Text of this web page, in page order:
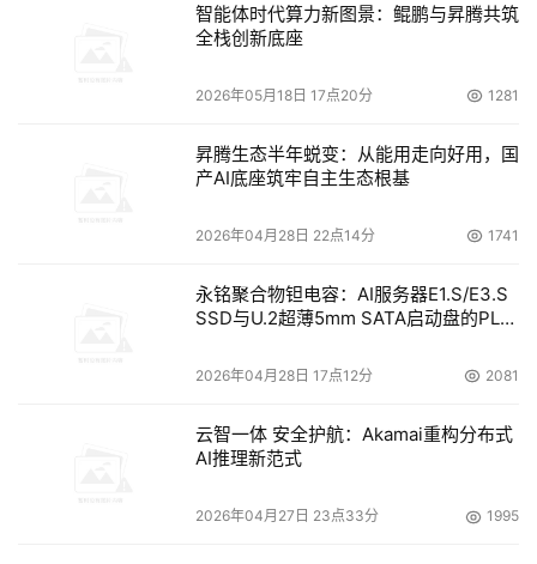
智能体时代算力新图景：鲲鹏与昇腾共筑
全栈创新底座
2026年05月18日 17点20分 1281
昇腾生态半年蜕变：从能用走向好用，国
产AI底座筑牢自主生态根基
2026年04月28日 22点14分 1741
永铭聚合物钽电容：AI服务器E1.S/E3.S
SSD与U.2超薄5mm SATA启动盘的PLP
2026年04月28日 17点12分 2081
云智一体 安全护航：Akamai重构分布式
AI推理新范式
2026年04月27日 23点33分 1995